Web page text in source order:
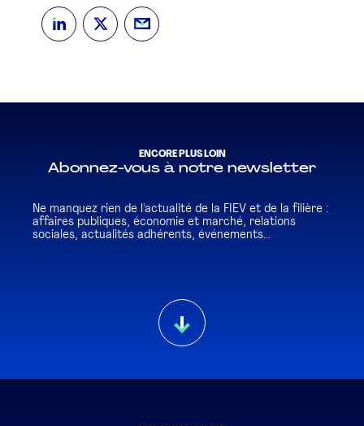
ENCORE PLUS LOIN
Abonnez-vous à notre newsletter
Ne manquez rien de l'actualité de la FIEV et de la filière :
affaires publiques, économie et marché, relations
sociales, actualités adhérents, événements...